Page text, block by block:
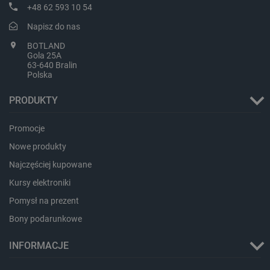
+48 62 593 10 54
Napisz do nas
BOTLAND
Gola 25A
63-640 Bralin
Polska
PRODUKTY
Promocje
Nowe produkty
Najczęściej kupowane
Kursy elektroniki
Pomysł na prezent
Bony podarunkowe
INFORMACJE
_smvs
LaSID
Quality Unit LLC